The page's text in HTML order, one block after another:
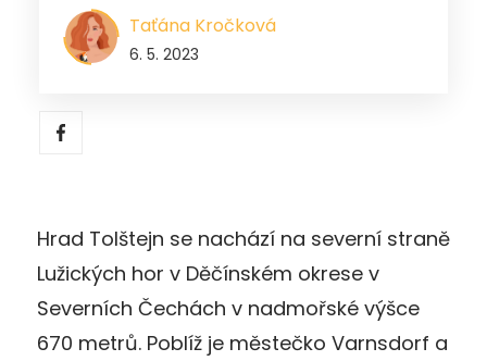
Taťána Kročková
6. 5. 2023
Hrad Tolštejn se nachází na severní straně
Lužických hor v Děčínském okrese v
Severních Čechách v nadmořské výšce
670 metrů. Poblíž je městečko Varnsdorf a